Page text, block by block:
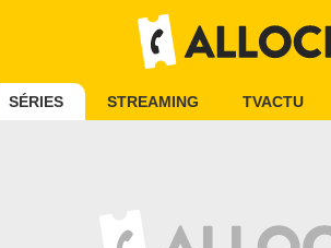
SÉRIES STREAMING TVACTU